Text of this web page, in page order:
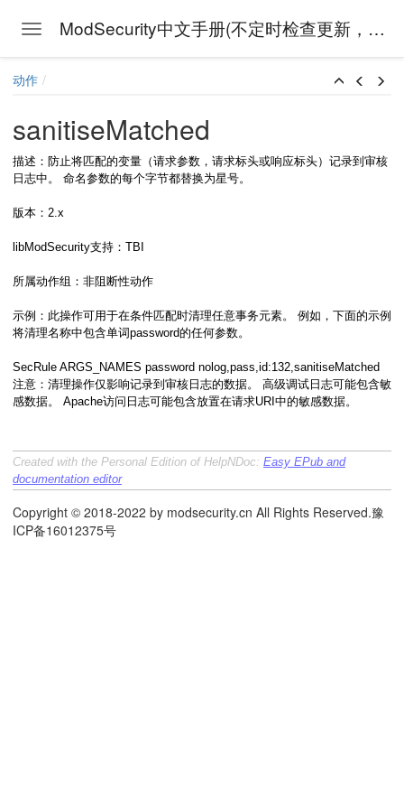
Toggle navigation ModSecurity中文手册(不定时检查更新，上次检查时间:
动作
sanitiseMatched
描述：防止将匹配的变量（请求参数，请求标头或响应标头）记录到审核
日志中。 命名参数的每个字节都替换为星号。
版本：2.x
libModSecurity支持：TBI
所属动作组：非阻断性动作
示例：此操作可用于在条件匹配时清理任意事务元素。 例如，下面的示例
将清理名称中包含单词password的任何参数。
SecRule ARGS_NAMES password nolog,pass,id:132,sanitiseMatched
注意：清理操作仅影响记录到审核日志的数据。 高级调试日志可能包含敏
感数据。 Apache访问日志可能包含放置在请求URI中的敏感数据。
Created with the Personal Edition of HelpNDoc: Easy EPub and
documentation editor
Copyright © 2018-2022 by modsecurity.cn All Rights Reserved.豫
ICP备16012375号